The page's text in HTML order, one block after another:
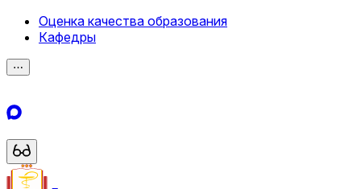
Оценка качества образования
Кафедры
⋯